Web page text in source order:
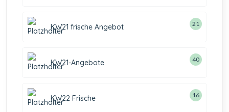
KW21 frische Angebot 21
KW21-Angebote 40
KW22 Frische 16